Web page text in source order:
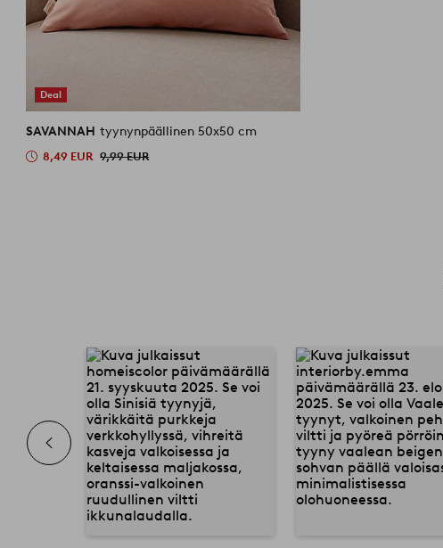
Deal
SAVANNAH tyynynpäällinen 50x50 cm
8,49 EUR 9,99 EUR